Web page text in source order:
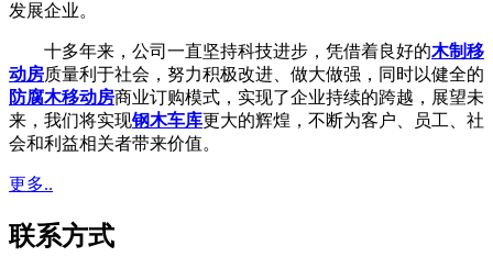
发展企业。
十多年来，公司一直坚持科技进步，凭借着良好的木制移
动房质量利于社会，努力积极改进、做大做强，同时以健全的
防腐木移动房商业订购模式，实现了企业持续的跨越，展望未
来，我们将实现钢木车库更大的辉煌，不断为客户、员工、社
会和利益相关者带来价值。
更多..
联系方式